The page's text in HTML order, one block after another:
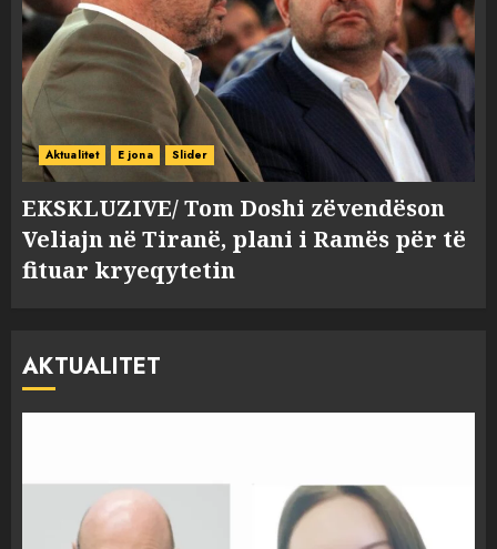
Aktualitet E jona Slider
EKSKLUZIVE/ Tom Doshi zëvendëson
Veliajn në Tiranë, plani i Ramës për të
fituar kryeqytetin
AKTUALITET